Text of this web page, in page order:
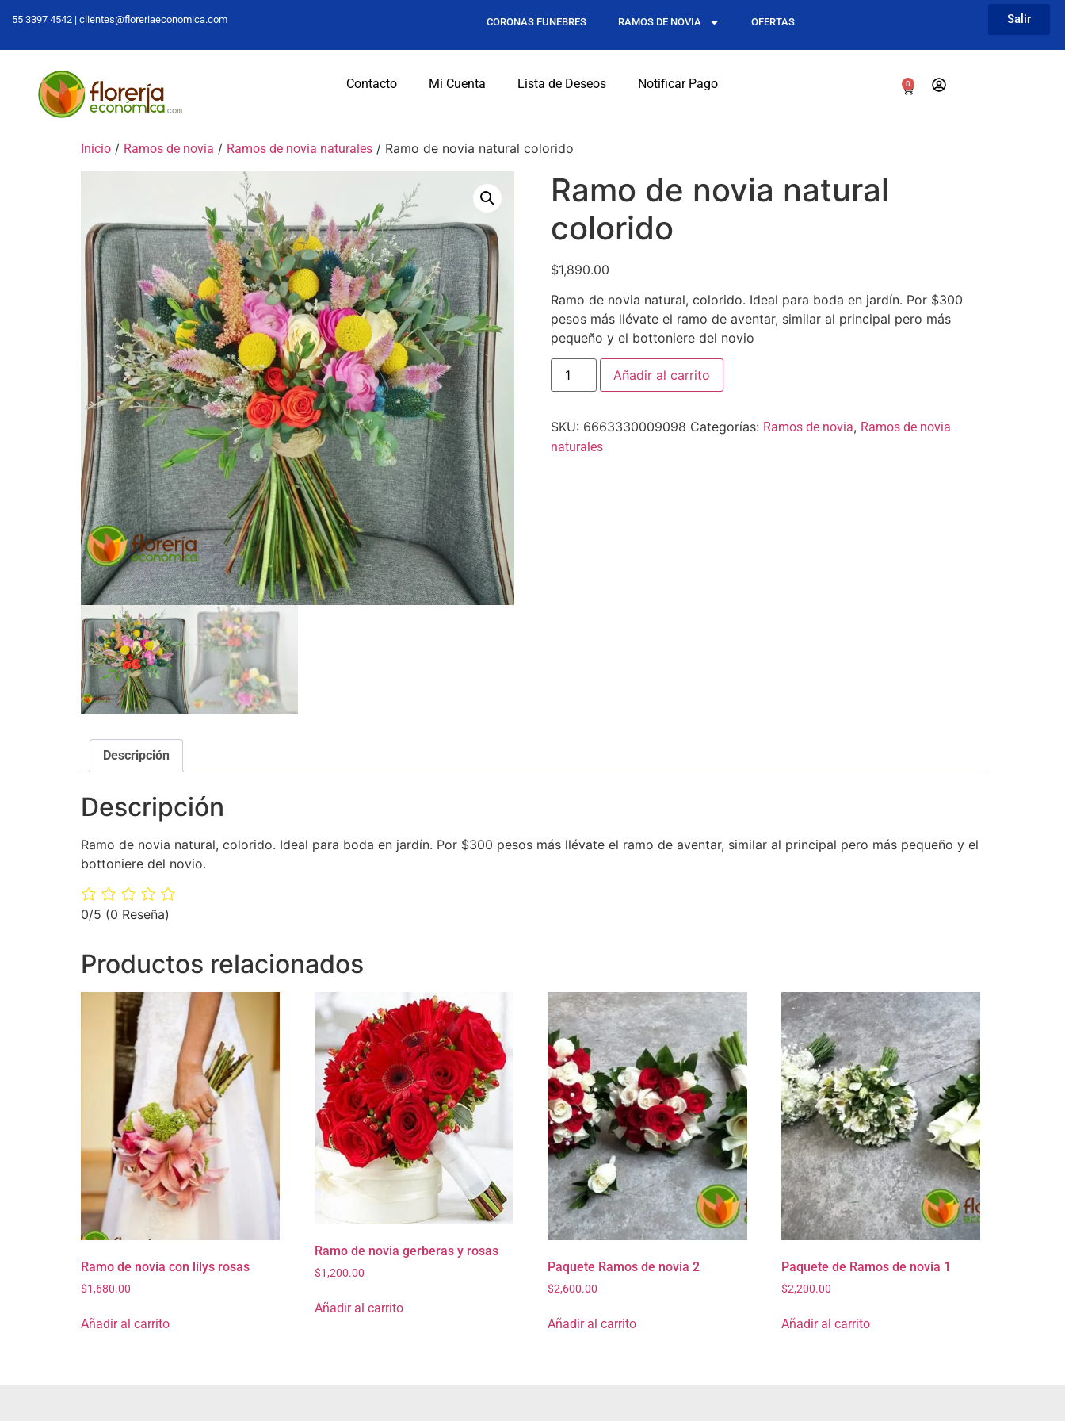
55 3397 4542 | clientes@floreriaeconomica.com CORONAS FUNEBRES RAMOS DE NOVIA OFERTAS Salir
Contacto Mi Cuenta Lista de Deseos Notificar Pago 0
Inicio / Ramos de novia / Ramos de novia naturales / Ramo de novia natural colorido
Ramo de novia natural
colorido
$1,890.00
Ramo de novia natural, colorido. Ideal para boda en jardín. Por $300
pesos más llévate el ramo de aventar, similar al principal pero más
pequeño y el bottoniere del novio
Añadir al carrito
SKU: 6663330009098 Categorías: Ramos de novia, Ramos de novia
naturales
Descripción
Descripción
Ramo de novia natural, colorido. Ideal para boda en jardín. Por $300 pesos más llévate el ramo de aventar, similar al principal pero más pequeño y el
bottoniere del novio.
0/5 (0 Reseña)
Productos relacionados
Ramo de novia con lilys rosas
$1,680.00
Añadir al carrito
Ramo de novia gerberas y rosas
$1,200.00
Añadir al carrito
Paquete Ramos de novia 2
$2,600.00
Añadir al carrito
Paquete de Ramos de novia 1
$2,200.00
Añadir al carrito